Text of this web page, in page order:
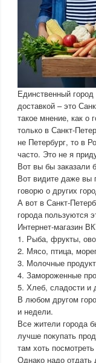
Единственный
доставкой – это
такое мнение, как о
только в Санкт-
не Петербург, то в
часто. Это не я
Вот вы бы заказали
Вот видите даже вы
говорю о других
А вот в Санкт-
города пользуются
Интернет-магазин
1. Рыба, фрукты,
2. Мясо, птица,
3. Молочные
4. Замороженные
5. Хлеб, сладости и
В любом другом
и недели.
Все жители города
лучше покупать
там хоть
Однако надо отдать